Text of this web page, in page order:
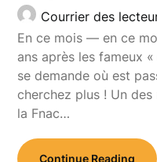
Courrier des
En ce mois — en ce
ans après les fameux
se demande où est
cherchez plus ! Un
la Fnac…
Continue Reading